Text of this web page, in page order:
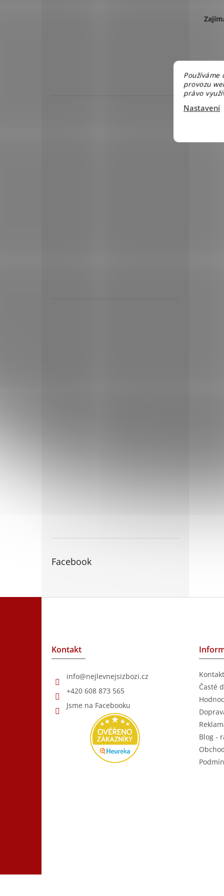
Používáme
provozu
právo
Nastavení
Facebook
Kontakt
info@nejlevnejsizbozi.cz
+420 608 873 565
Jsme na Facebooku
Časté
Blog -